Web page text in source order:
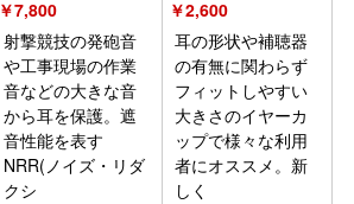
￥7,800
射撃競技の発砲音
や工事現場の作業
音などの大きな音
から耳を保護。遮
音性能を表す
NRR(ノイズ・リダ
クシ
￥2,600
耳の形状や補聴器
の有無に関わらず
フィットしやすい
大きさのイヤーカ
ップで様々な利用
者にオススメ。新
しく